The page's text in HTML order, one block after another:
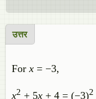
उत्तर
Forx = −3,
x2 + 5x + 4 = (−3)2